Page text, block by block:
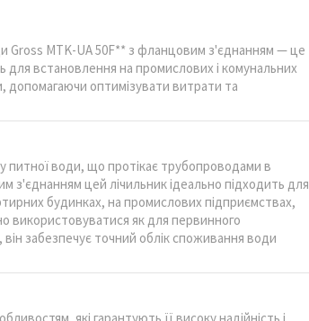
Gross MTK-UA 50F** з фланцовим з'єднанням — це
встановлення на промислових і комунальних
допомагаючи оптимізувати витрати та
питної води, що протікає трубопроводами в
з'єднанням цей лічильник ідеально підходить для
будинках, на промислових підприємствах,
використовуватися як для первинного
він забезпечує точний облік споживання води
які гарантують її високу надійність і